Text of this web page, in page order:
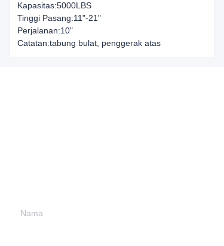
Kapasitas:5000LBS
Tinggi Pasang:11"-21"
Perjalanan:10"
Catatan:tabung bulat, penggerak atas
Nama